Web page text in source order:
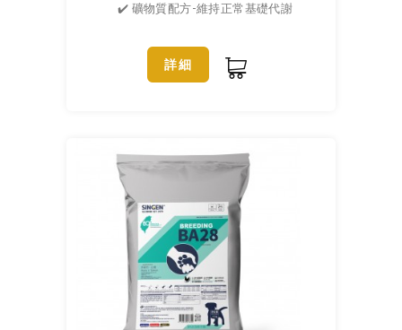
✔️ 礦物質配方-維持正常基礎代謝
詳細